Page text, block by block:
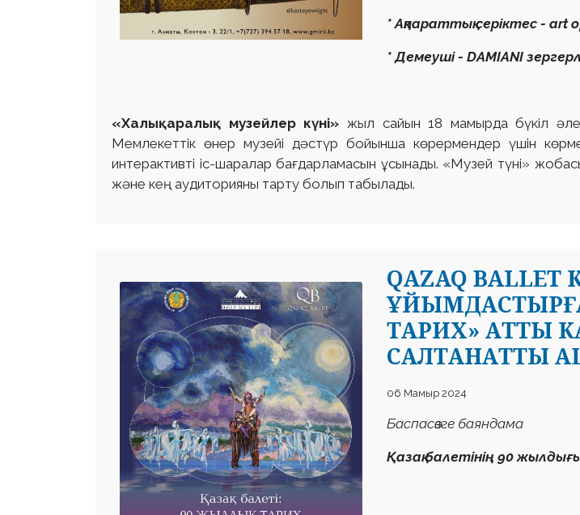
* Ақпараттық серіктес - art
* Демеуші - DAMIANI
«Халықаралық музейлер күні» жыл сайын 18 мамырда бүкіл
Мемлекеттік өнер музейі дәстүр бойынша көрермендер үшін
интерактивті іс-шаралар бағдарламасын ұсынады. «Музей түні»
және кең аудиторияны тарту болып табылады.
QAZAQ
ТАРИХ» АТТЫ
САЛТАНАТТЫ
06 Мамыр 2024
Баспасөзге баяндама
Қазақ балетінің 90